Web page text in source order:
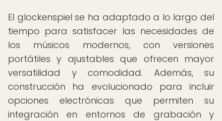
El glockenspiel se ha adaptado a lo largo del
tiempo para satisfacer las necesidades de
los músicos modernos, con versiones
portátiles y ajustables que ofrecen mayor
versatilidad y comodidad. Además, su
construcción ha evolucionado para incluir
opciones electrónicas que permiten su
integración en entornos de grabación y